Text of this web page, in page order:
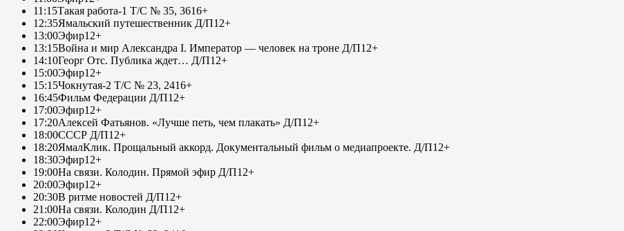
11:15Такая работа-1 Т/С № 35, 3616+
12:35Ямальский путешественник Д/П12+
13:00Эфир12+
13:15Война и мир Александра I. Император — человек на троне Д/П12+
14:10Георг Отс. Публика ждет… Д/П12+
15:00Эфир12+
15:15Чокнутая-2 Т/С № 23, 2416+
16:45Фильм Федерации Д/П12+
17:00Эфир12+
17:20Алексей Фатьянов. «Лучше петь, чем плакать» Д/П12+
18:00СССР Д/П12+
18:20ЯмалКлик. Прощальный аккорд. Документальный фильм о медиапроекте. Д/П12+
18:30Эфир12+
19:00На связи. Колодин. Прямой эфир Д/П12+
20:00Эфир12+
20:30В ритме новостей Д/П12+
21:00На связи. Колодин Д/П12+
22:00Эфир12+